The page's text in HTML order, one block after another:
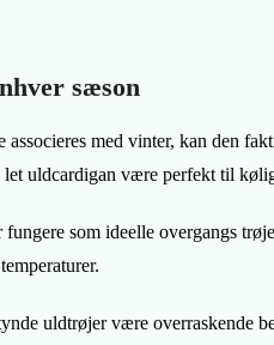
sæson
associeres med vinter, kan den
uldcardigan være perfekt til
som ideelle overgangs
uldtrøjer være overraskende